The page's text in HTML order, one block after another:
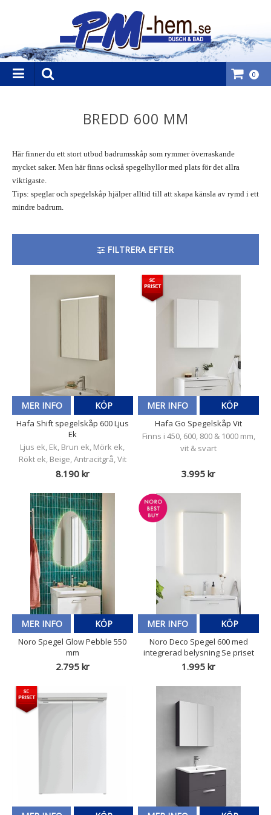
0
BREDD 600 MM
Här finner du ett stort utbud badrumsskåp som rymmer överraskande
mycket saker. Men här finns också spegelhyllor med plats för det allra
viktigaste.
Tips: speglar och spegelskåp hjälper alltid till att skapa känsla av rymd i ett
mindre badrum.
FILTRERA EFTER
MER INFO KÖP
Hafa Shift spegelskåp 600 Ljus
Ek
Ljus ek, Ek, Brun ek, Mörk ek,
Rökt ek, Beige, Antracitgrå, Vit
8.190 kr
MER INFO KÖP
Hafa Go Spegelskåp Vit
Finns i 450, 600, 800 & 1000 mm,
vit & svart
3.995 kr
MER INFO KÖP
Noro Spegel Glow Pebble 550
mm
2.795 kr
MER INFO KÖP
Noro Deco Spegel 600 med
integrerad belysning Se priset
1.995 kr